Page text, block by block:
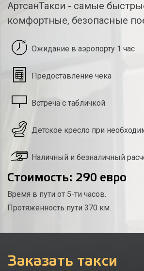
АртсанТакси - самые
комфортные, безопасные
Ожидание в аэропорту 1 час
Предоставление чека
Встреча с табличкой
Детское кресло при
Наличный и безналичный
Стоимость: 290 евро
Время в пути от 5-ти часов.
Протяженность пути 370 км.
Заказать такси